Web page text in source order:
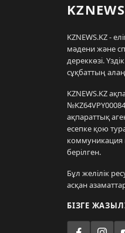
KZNEWS.KZ -
мәдени және
дереккөзі.
сұқбаттың
KZNEWS.KZ
ақпараттық
есепке қою
коммуникация
берілген.
Бұл желілік
асқан
БІЗГЕ